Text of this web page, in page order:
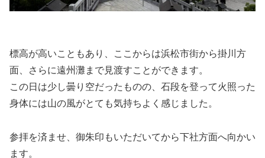
標高が高いこともあり、ここからは浜松市街から掛川方
面、さらに遠州灘まで見渡すことができます。
この日は少し曇り空だったものの、石段を登って火照った
身体には山の風がとても気持ちよく感じました。
参拝を済ませ、御朱印もいただいてから下社方面へ向かい
ます。